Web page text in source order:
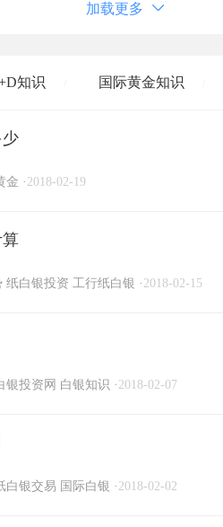
加载更多
知识 国际黄金知识
知识
金 · 2018-02-19
纸白银投资 工行纸白银 · 2018-02-15
银投资网 白银知识 · 2018-02-07
白银交易 国际白银 · 2018-02-02